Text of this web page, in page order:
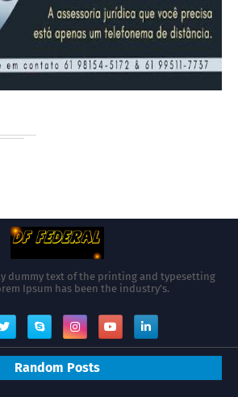
dummy text of the printing and typesetting
Ipsum has been the industry's.
Random Posts